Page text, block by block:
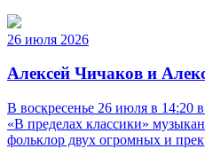
26 июля 2026
Алексей Чичаков и
В воскресенье 26 июля в 14:20
«В пределах классики»
фольклор двух огромных и